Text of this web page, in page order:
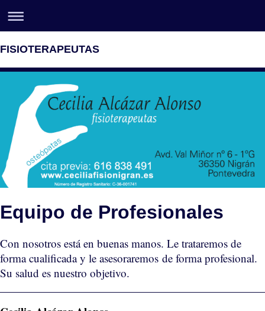
FISIOTERAPEUTAS
Equipo de Profesionales
Con nosotros está en buenas manos. Le trataremos de
forma cualificada y le asesoraremos de forma profesional.
Su salud es nuestro objetivo.